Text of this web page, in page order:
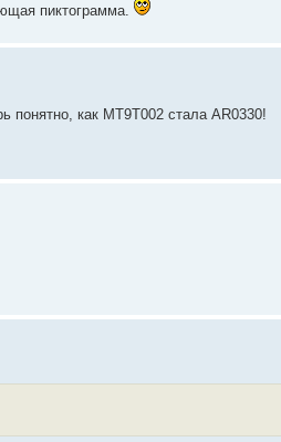
пиктограмма.
как MT9T002 стала AR0330!